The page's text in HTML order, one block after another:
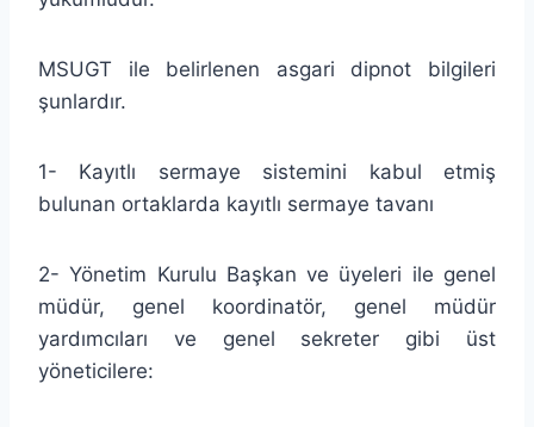
MSUGT ile belirlenen asgari dipnot bilgileri
şunlardır.
1- Kayıtlı sermaye sistemini kabul etmiş
bulunan ortaklarda kayıtlı sermaye tavanı
2- Yönetim Kurulu Başkan ve üyeleri ile genel
müdür, genel koordinatör, genel müdür
yardımcıları ve genel sekreter gibi üst
yöneticilere: